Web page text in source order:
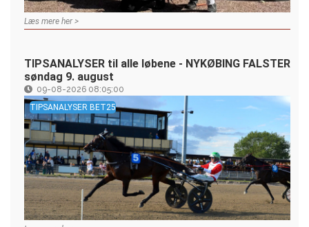
Læs mere her >
TIPSANALYSER til alle løbene - NYKØBING FALSTER
søndag 9. august
09-08-2026 08:05:00
TIPSANALYSER BET25